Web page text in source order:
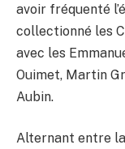
avoir fréquenté
collectionné les
avec les
Ouimet, Martin
Aubin.
Alternant entre la